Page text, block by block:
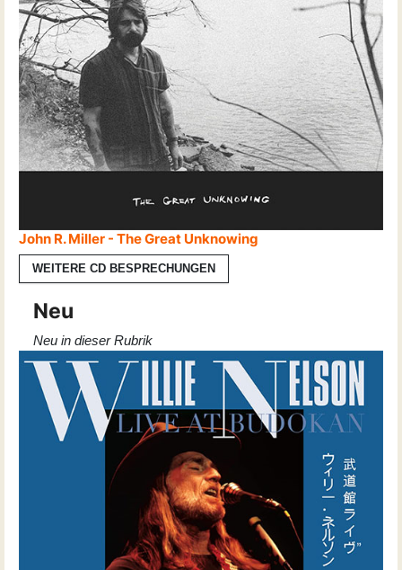
John R. Miller - The Great Unknowing
WEITERE CD BESPRECHUNGEN
Neu
Neu in dieser Rubrik